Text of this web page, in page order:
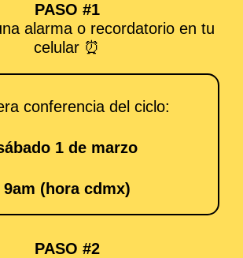
PASO #1
alarma o recordatorio en tu
celular ⏰
conferencia del ciclo:
1 de marzo
9am (hora cdmx)
PASO #2